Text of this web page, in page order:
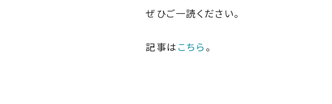
ぜひご一読ください。
記事は こちら 。